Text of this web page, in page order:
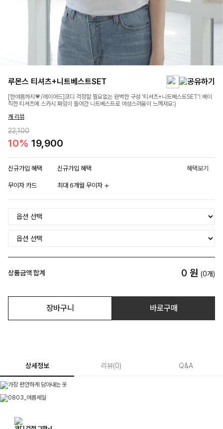
루몬스 티셔츠+니트베스트SET
[한여름까지💗/레이어드]코디 걱정할 필요없는 완벽한 구성 '티셔츠+니트베스트SET'! 베이
직한 티셔츠에 스카시 짜임이 들어간 니트베스트로 여성스러움이 느껴져요:)
개 리뷰
22,100
10% 19,900
신규가입 혜택 신규가입 혜택 혜택보기
무이자 카드 최대 6개월 무이자
상품금액 합계 0 원 (0개)
장바구니 바로구매
상세정보 리뷰(0) Q&A